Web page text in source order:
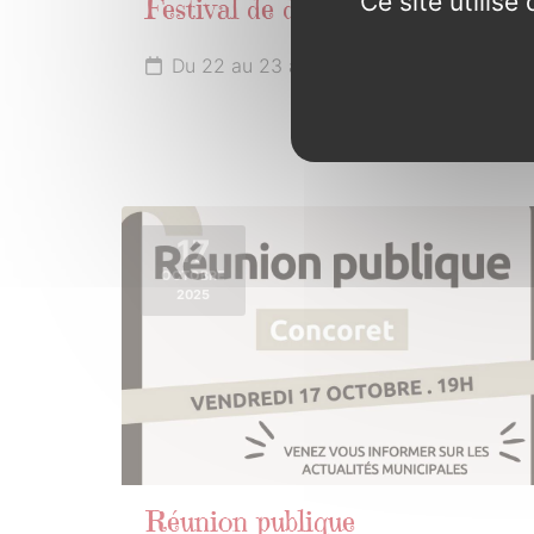
Festival de danse
Du 22 au 23 août 2025
17
OCTOBRE
2025
Réunion publique